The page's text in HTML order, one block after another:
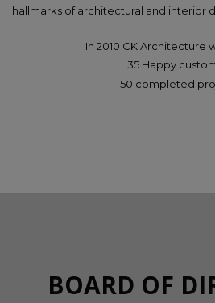
hallmarks of architectural and interior
In 2010 CK Architecture
35 Happy
50 completed
BOARD OF